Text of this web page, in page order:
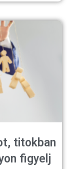
titokban
figyelj